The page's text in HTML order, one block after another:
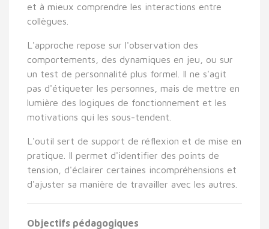
et à mieux comprendre les interactions entre
collègues.
L'approche repose sur l'observation des
comportements, des dynamiques en jeu, ou sur
un test de personnalité plus formel. Il ne s'agit
pas d'étiqueter les personnes, mais de mettre en
lumière des logiques de fonctionnement et les
motivations qui les sous-tendent.
L'outil sert de support de réflexion et de mise en
pratique. Il permet d'identifier des points de
tension, d'éclairer certaines incompréhensions et
d'ajuster sa manière de travailler avec les autres.
Objectifs pédagogiques